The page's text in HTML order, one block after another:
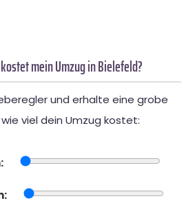
mein Umzug in Bielefeld?
und erhalte eine grobe
viel dein Umzug kostet: